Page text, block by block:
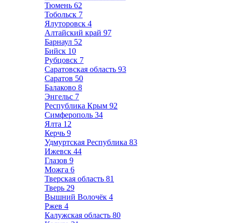
Тюмень 62
Тобольск 7
Ялуторовск 4
Алтайский край 97
Барнаул 52
Бийск 10
Рубцовск 7
Саратовская область 93
Саратов 50
Балаково 8
Энгельс 7
Республика Крым 92
Симферополь 34
Ялта 12
Керчь 9
Удмуртская Республика 83
Ижевск 44
Глазов 9
Можга 6
Тверская область 81
Тверь 29
Вышний Волочёк 4
Ржев 4
Калужская область 80